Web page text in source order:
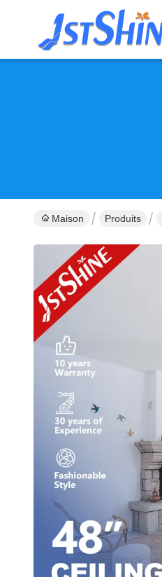
Maison Produits